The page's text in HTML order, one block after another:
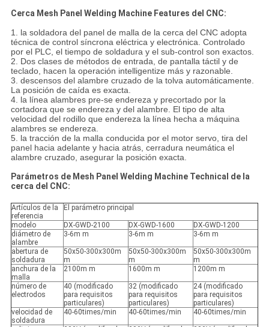
Cerca Mesh Panel Welding Machine Features del CNC:
1. la soldadora del panel de malla de la cerca del CNC adopta
técnica de control síncrona eléctrica y electrónica. Controlado
por el PLC, el tiempo de soldadura y el sub-control son exactos.
2. Dos clases de métodos de entrada, de pantalla táctil y de
teclado, hacen la operación intelligentize más y razonable.
3. descensos del alambre cruzado de la tolva automáticamente.
La posición de caída es exacta.
4. la línea alambres pre-se endereza y precortado por la
cortadora que se endereza y del alambre. El tipo de alta
velocidad del rodillo que endereza la línea hecha a máquina
alambres se endereza.
5. la tracción de la malla conducida por el motor servo, tira del
panel hacia adelante y hacia atrás, cerradura neumática el
alambre cruzado, asegurar la posición exacta.
Parámetros de Mesh Panel Welding Machine Technical de la
cerca del CNC:
Artículos de la
referencia
El parámetro principal
modelo DX-GWD-2100 DX-GWD-1600
DX-GWD-1200
diámetro de
alambre
3-6m m 3-6m m 3-6m m
abertura de
soldadura
50x50-300x300m
m
50x50-300x300m
m
50x50-300x300m
m
anchura de la
malla
2100m m 1600m m 1200m m
número de
electrodos
40 (modificado
para requisitos
particulares)
32 (modificado
para requisitos
particulares)
24 (modificado
para requisitos
particulares)
velocidad de
soldadura
40-60times/min 40-60times/min 40-60times/min